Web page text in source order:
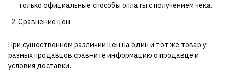
только официальные способы оплаты с получением чека.
Сравнение цен
При существенном различии цен на один и тот же товар у
разных продавцов сравните информацию о продавце и
условия доставки.